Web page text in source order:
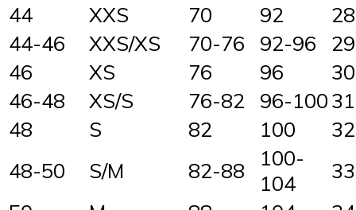
44
XXS 70 92
28
44-46
XXS/XS 70-76 92-96
29
46
XS 76 96
30
46-48
XS/S 76-82 96-10031
48
S 82 100
32
48-50
S/M 82-88
100-
104
33